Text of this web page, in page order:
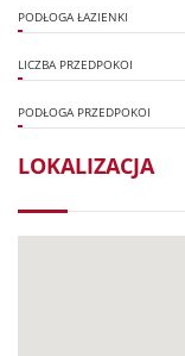
PODŁOGA ŁAZIENKI
LICZBA PRZEDPOKOI
PODŁOGA PRZEDPOKOI
LOKALIZACJA